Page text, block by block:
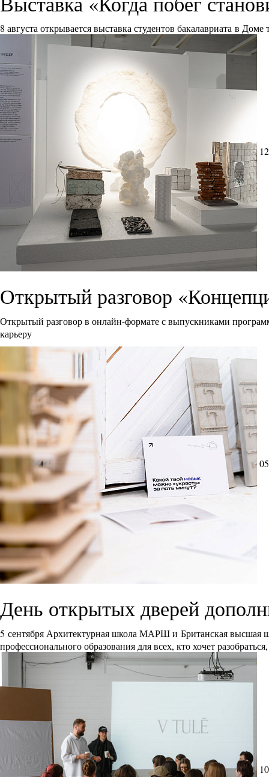
8 августа открывается выставка студентов бакалавриата в
Открытый разговор
Открытый разговор в онлайн-формате с выпускниками
карьеру
День открытых дверей
5 сентября Архитектурная школа МАРШ и Британская высшая
профессионального образования для всех, кто хочет